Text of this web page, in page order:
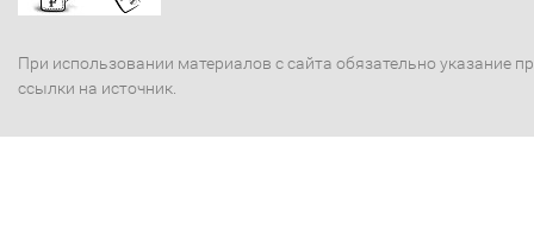
При использовании материалов с сайта обязательно указание
ссылки на источник.